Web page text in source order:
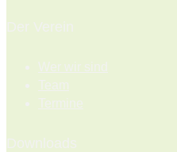
Der Verein
Wer wir sind
Team
Termine
Downloads